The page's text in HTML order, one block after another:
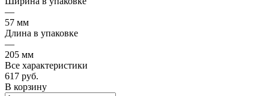
—
57 мм
Длина в упаковке
—
205 мм
Все характеристики
617 руб.
В корзину